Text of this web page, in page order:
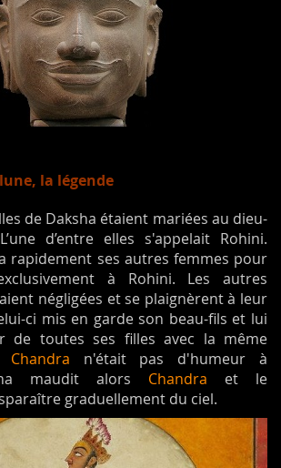
la légende
de Daksha étaient mariées au dieu-
d’entre elles s'appelait Rohini.
rapidement ses autres femmes pour
à Rohini. Les autres
négligées et se plaignèrent à leur
ci mis en garde son beau-fils et lui
de toutes ses filles avec la même
Chandra n'était pas d'humeur à
maudit alors Chandra et le
graduellement du ciel.